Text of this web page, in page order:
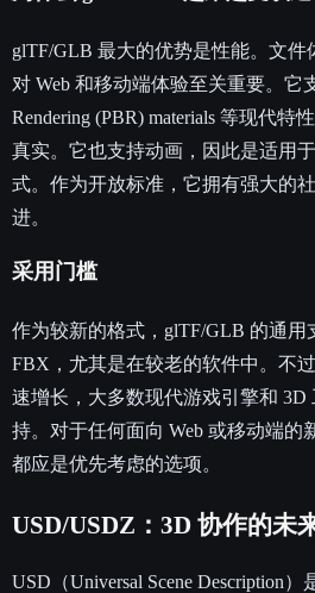
glTF/GLB 最大的优势是性能。文
对 Web 和移动端体验至关重要。它
Rendering (PBR) materials 等现代特
真实。它也支持动画，因此是适用
式。作为开放标准，它拥有强大的
进。
采用门槛
作为较新的格式，glTF/GLB 的通用
FBX，尤其是在较老的软件中。不
速增长，大多数现代游戏引擎和 3D
持。对于任何面向 Web 或移动端的
都应是优先考虑的选项。
USD/USDZ：3D 协作的未
USD（Universal Scene Description